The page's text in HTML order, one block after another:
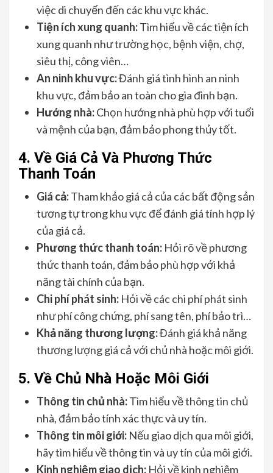
việc di chuyển đến các khu vực khác.
Tiện ích xung quanh:Tìm hiểu về các tiện ích
xung quanh như trường học, bệnh viện, chợ,
siêu thị, công viên…
An ninh khu vực:Đánh giá tình hình an ninh
khu vực, đảm bảo an toàn cho gia đình bạn.
Hướng nhà:Chọn hướng nhà phù hợp với tuổi
và mệnh của bạn, đảm bảo phong thủy tốt.
4. Về Giá Cả Và Phương Thức
Thanh Toán
Giá cả:Tham khảo giá cả của các bất động sản
tương tự trong khu vực để đánh giá tính hợp lý
của giá cả.
Phương thức thanh toán: Hỏi rõ về phương
thức thanh toán, đảm bảo phù hợp với khả
năng tài chính của bạn.
Chi phí phát sinh: Hỏi về các chi phí phát sinh
như phí công chứng, phí sang tên, phí bảo trì…
Khả năng thương lượng:Đánh giá khả năng
thương lượng giá cả với chủ nhà hoặc môi giới.
5. Về Chủ Nhà Hoặc Môi Giới
Thông tin chủ nhà:Tìm hiểu về thông tin chủ
nhà, đảm bảo tính xác thực và uy tín.
Thông tin môi giới: Nếu giao dịch qua môi giới,
hãy tìm hiểu về thông tin và uy tín của môi giới.
Kinh nghiệm giao dịch: Hỏi về kinh nghiệm